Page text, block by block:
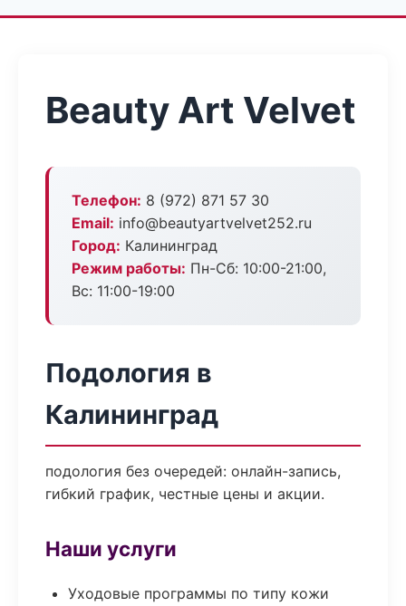
Beauty Art Velvet
Телефон: 8 (972) 871 57 30
Email: info@beautyartvelvet252.ru
Город: Калининград
Режим работы: Пн-Сб: 10:00-21:00,
Вс: 11:00-19:00
Подология в
Калининград
подология без очередей: онлайн-запись,
гибкий график, честные цены и акции.
Наши услуги
Уходовые программы по типу кожи